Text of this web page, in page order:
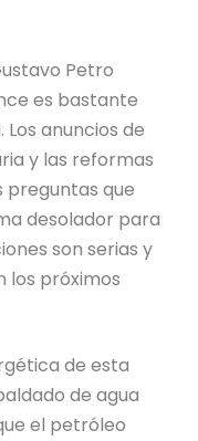
Petro
es bastante
anuncios de
y las reformas
preguntas que
desolador para
son serias y
los próximos
de esta
de agua
el petróleo